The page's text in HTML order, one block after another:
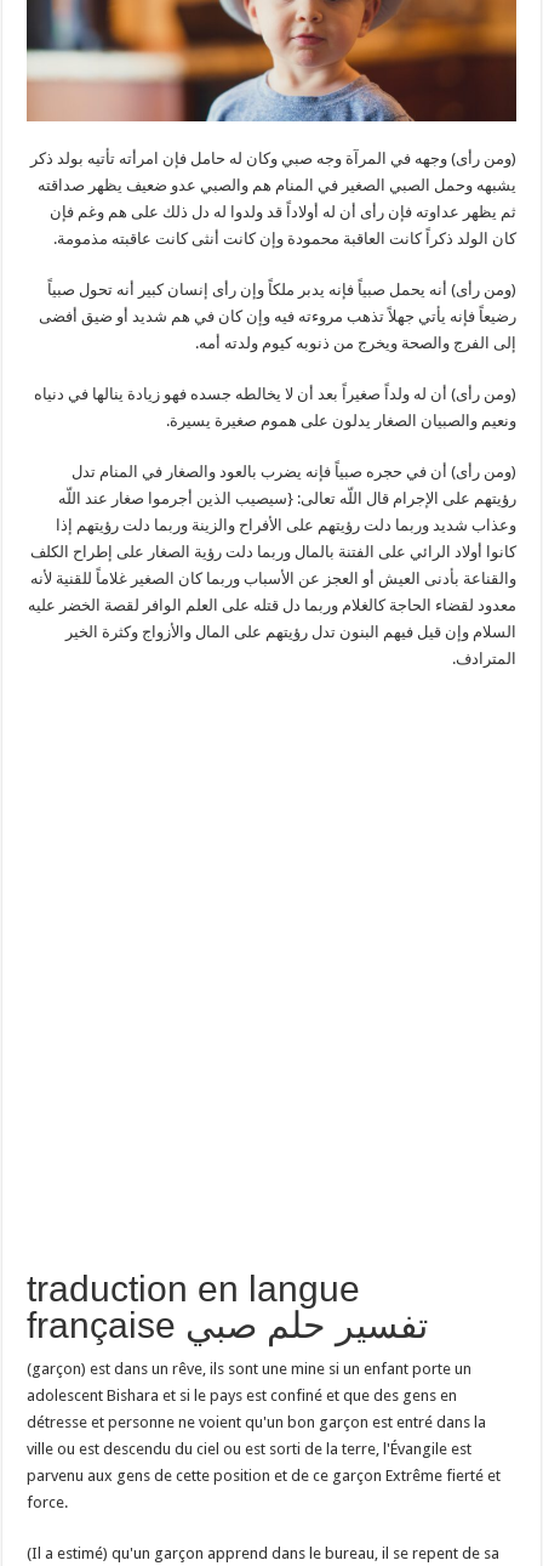
(ومن رأى) وجهه في المرآة وجه صبي وكان له حامل فإن امرأته تأتيه بولد ذكر
يشبهه وحمل الصبي الصغير في المنام هم والصبي عدو ضعيف يظهر صداقته
ثم يظهر عداوته فإن رأى أن له أولاداً قد ولدوا له دل ذلك على هم وغم فإن
كان الولد ذكراً كانت العاقبة محمودة وإن كانت أنثى كانت عاقبته مذمومة.
(ومن رأى) أنه يحمل صبياً فإنه يدبر ملكاً وإن رأى إنسان كبير أنه تحول صبياً
رضيعاً فإنه يأتي جهلاً تذهب مروءته فيه وإن كان في هم شديد أو ضيق أفضى
إلى الفرج والصحة ويخرج من ذنوبه كيوم ولدته أمه.
(ومن رأى) أن له ولداً صغيراً بعد أن لا يخالطه جسده فهو زيادة ينالها في دنياه
ونعيم والصبيان الصغار يدلون على هموم صغيرة يسيرة.
(ومن رأى) أن في حجره صبياً فإنه يضرب بالعود والصغار في المنام تدل
رؤيتهم على الإجرام قال اللّه تعالى: {سيصيب الذين أجرموا صغار عند اللّه
وعذاب شديد وربما دلت رؤيتهم على الأفراح والزينة وربما دلت رؤيتهم إذا
كانوا أولاد الرائي على الفتنة بالمال وربما دلت رؤية الصغار على إطراح الكلف
والقناعة بأدنى العيش أو العجز عن الأسباب وربما كان الصغير غلاماً للقنية لأنه
معدود لقضاء الحاجة كالغلام وربما دل قتله على العلم الوافر لقصة الخضر عليه
السلام وإن قيل فيهم البنون تدل رؤيتهم على المال والأزواج وكثرة الخير
المترادف.
traduction en langue
française تفسير حلم صبي
(garçon) est dans un rêve, ils sont une mine si un enfant porte un
adolescent Bishara et si le pays est confiné et que des gens en
détresse et personne ne voient qu'un bon garçon est entré dans la
ville ou est descendu du ciel ou est sorti de la terre, l'Évangile est
parvenu aux gens de cette position et de ce garçon Extrême fierté et
force.
(Il a estimé) qu'un garçon apprend dans le bureau, il se repent de sa